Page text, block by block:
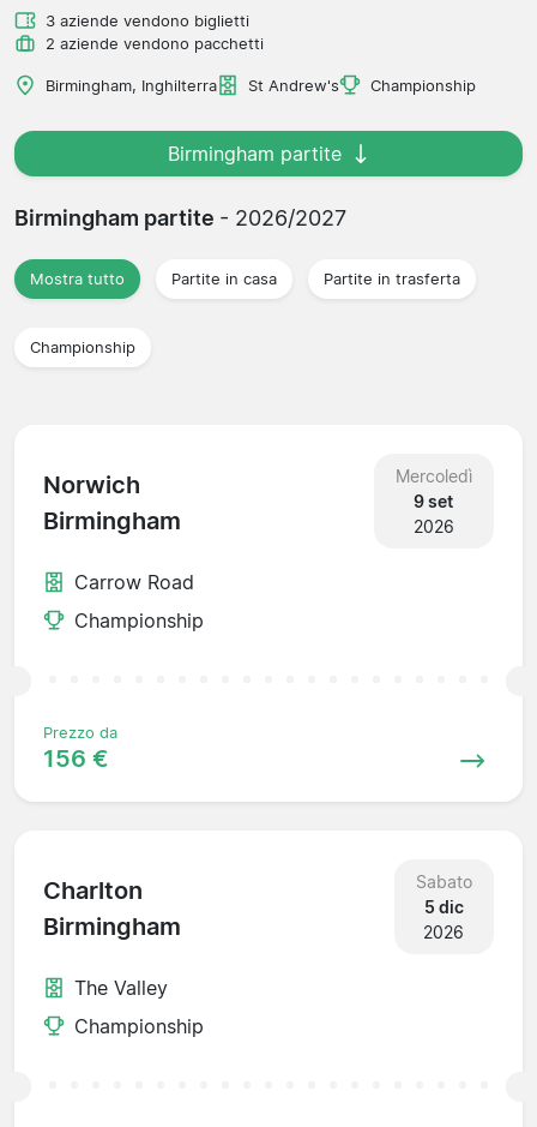
3 aziende vendono biglietti
2 aziende vendono pacchetti
Birmingham, Inghilterra St Andrew's Championship
Birmingham partite
Birmingham partite - 2026/2027
Mostra tutto Partite in casa Partite in trasferta
Championship
Norwich
Birmingham
Mercoledì
9 set
2026
Carrow Road
Championship
Prezzo da
156 €
Charlton
Birmingham
Sabato
5 dic
2026
The Valley
Championship